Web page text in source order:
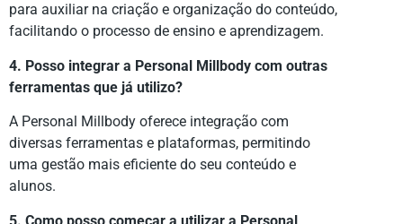
para auxiliar na criação e organização do conteúdo,
facilitando o processo de ensino e aprendizagem.
4. Posso integrar a Personal Millbody com outras
ferramentas que já utilizo?
A Personal Millbody oferece integração com
diversas ferramentas e plataformas, permitindo
uma gestão mais eficiente do seu conteúdo e
alunos.
5. Como posso começar a utilizar a Personal